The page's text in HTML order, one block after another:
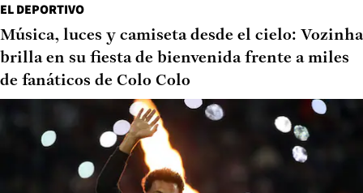
EL DEPORTIVO
Música, luces y camiseta desde el cielo: Vozinha
brilla en su fiesta de bienvenida frente a miles
de fanáticos de Colo Colo